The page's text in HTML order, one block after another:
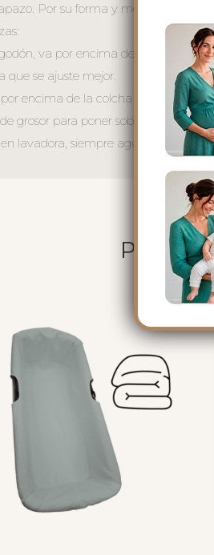
Por su forma y medidas se
va por encima del capazo,
que se ajuste mejor.
encima de la colcha en tejido
grosor para poner sobre la funda
lavadora, siempre agua fría, jabones